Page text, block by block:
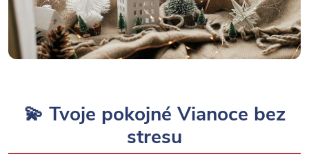
💫 Tvoje pokojné Vianoce bez
stresu